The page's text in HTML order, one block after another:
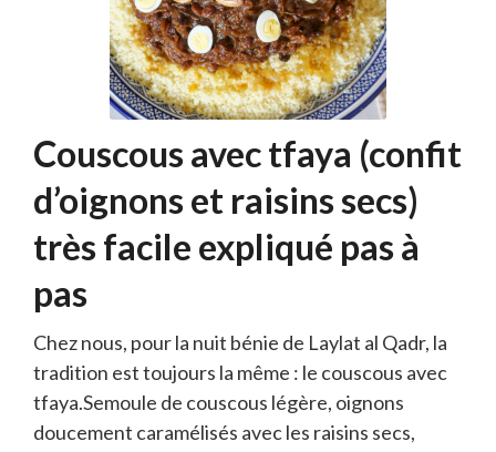
Couscous avec tfaya (confit
d’oignons et raisins secs)
très facile expliqué pas à
pas
Chez nous, pour la nuit bénie de Laylat al Qadr, la
tradition est toujours la même : le couscous avec
tfaya.Semoule de couscous légère, oignons
doucement caramélisés avec les raisins secs,